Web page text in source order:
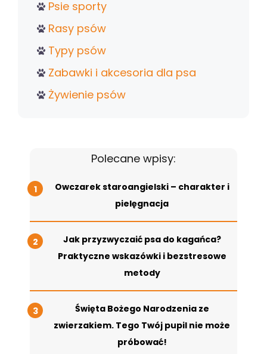
Psie sporty
Rasy psów
Typy psów
Zabawki i akcesoria dla psa
Żywienie psów
Polecane wpisy:
Owczarek staroangielski – charakter i
pielęgnacja
Jak przyzwyczaić psa do kagańca?
Praktyczne wskazówki i bezstresowe
metody
Święta Bożego Narodzenia ze
zwierzakiem. Tego Twój pupil nie może
próbować!